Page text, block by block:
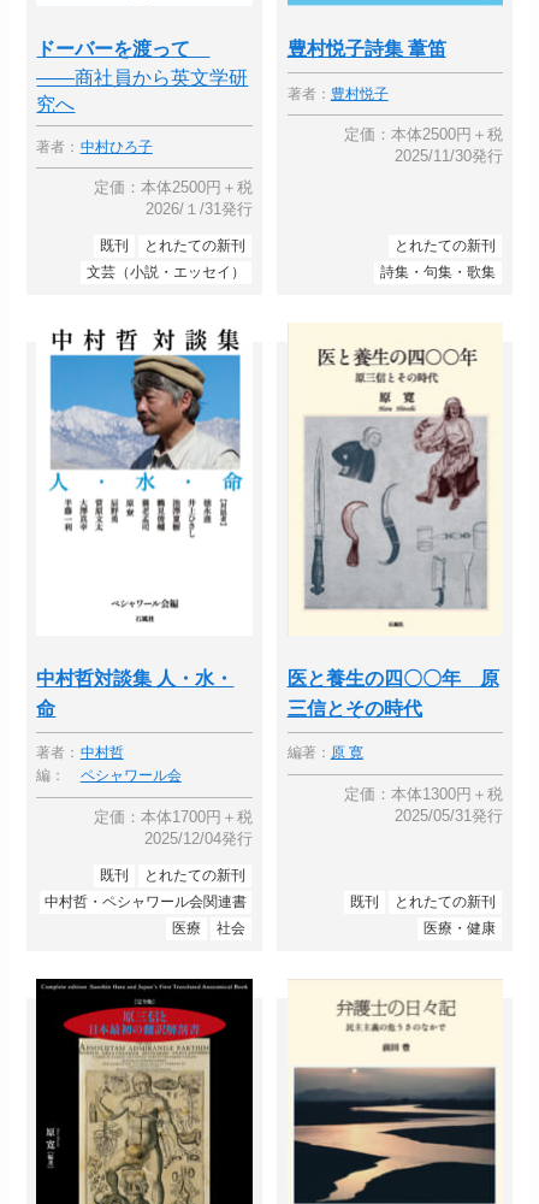
ドーバーを渡って
――商社員から英文学研
究へ
著者： 中村ひろ子
定価：本体2500円＋税
2026/１/31発行
既刊
とれたての新刊
文芸（小説・エッセイ）
豊村悦子詩集 葦笛
著者： 豊村悦子
定価：本体2500円＋税
2025/11/30発行
とれたての新刊
詩集・句集・歌集
中村哲対談集 人・水・
命
著者： 中村哲
編：
ペシャワール会
定価：本体1700円＋税
2025/12/04発行
既刊
とれたての新刊
中村哲・ペシャワール会関連書
医療
社会
医と養生の四〇〇年 原
三信とその時代
編著： 原 寛
定価：本体1300円＋税
2025/05/31発行
既刊
とれたての新刊
医療・健康